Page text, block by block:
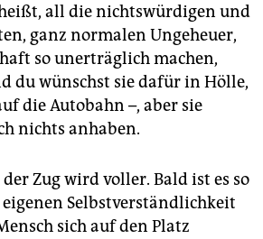
all die nichtswürdigen und
ganz normalen Ungeheuer,
so unerträglich machen,
du wünschst sie dafür in Hölle,
die Autobahn –, aber sie
nichts anhaben.
Zug wird voller. Bald ist es so
Selbstverständlichkeit
sich auf den Platz